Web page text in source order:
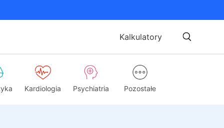
Kalkulatory
Kardiologia Psychiatria Pozostałe